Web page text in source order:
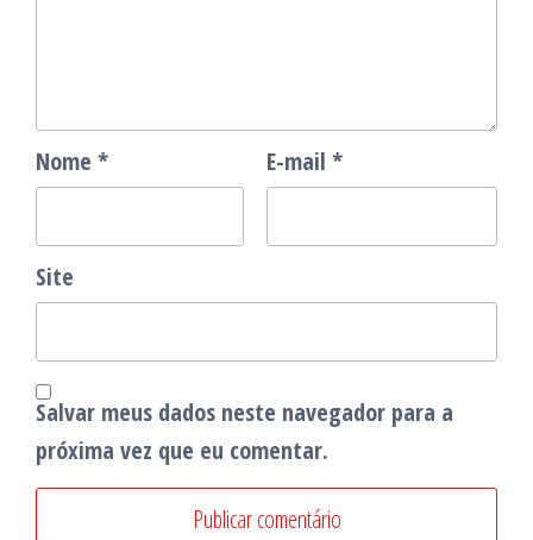
Nome * E-mail *
Site
Salvar meus dados neste navegador para a
próxima vez que eu comentar.